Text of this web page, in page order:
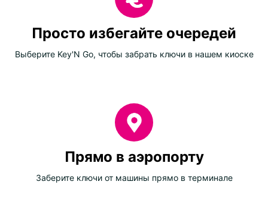
Просто избегайте очередей
Выберите Key'N Go, чтобы забрать ключи в нашем киоске
Прямо в аэропорту
Заберите ключи от машины прямо в терминале